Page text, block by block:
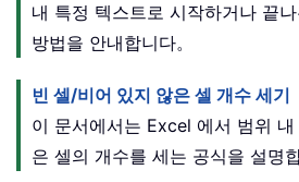
내 특정 텍스트로 시작하거나 끝
방법을 안내합니다。
빈 셀/비어 있지 않은 셀 개수 세기
이 문서에서는 Excel 에서 범위
은 셀의 개수를 세는 공식을 설명합